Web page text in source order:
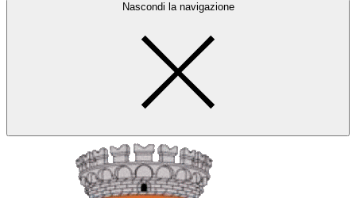
Nascondi la navigazione